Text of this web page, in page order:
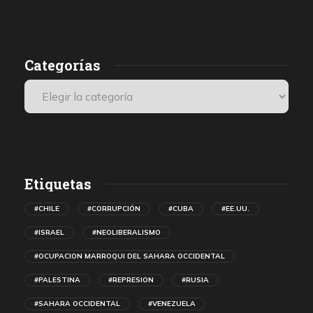
Categorías
Etiquetas
#CHILE #CORRUPCIÓN #CUBA #EE.UU.
#ISRAEL #NEOLIBERALISMO
#OCUPACION MARROQUI DEL SAHARA OCCIDENTAL
#PALESTINA #REPRESION #RUSIA
#SAHARA OCCIDENTAL #VENEZUELA